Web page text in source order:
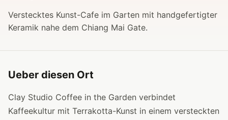
Verstecktes Kunst-Cafe im Garten mit handgefertigter
Keramik nahe dem Chiang Mai Gate.
Ueber diesen Ort
Clay Studio Coffee in the Garden verbindet
Kaffeekultur mit Terrakotta-Kunst in einem versteckten